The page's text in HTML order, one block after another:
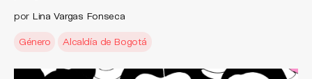
por Lina Vargas Fonseca
Género Alcaldía de Bogotá